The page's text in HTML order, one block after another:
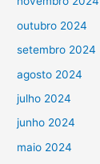
outubro 2024
setembro 2024
agosto 2024
julho 2024
junho 2024
maio 2024